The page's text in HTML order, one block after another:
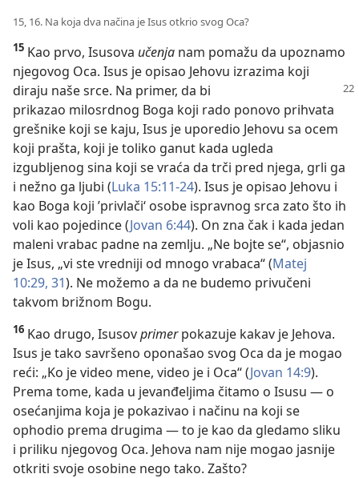
15, 16. Na koja dva načina je Isus otkrio svog Oca?
15 Kao prvo, Isusova učenja nam pomažu da upoznamo
njegovog Oca. Isus je opisao Jehovu izrazima koji
diraju naše srce. Na primer, da bi
prikazao milosrdnog Boga koji rado ponovo prihvata
grešnike koji se kaju, Isus je uporedio Jehovu sa ocem
koji prašta, koji je toliko ganut kada ugleda
izgubljenog sina koji se vraća da trči pred njega, grli ga
i nežno ga ljubi (Luka 15:11-24). Isus je opisao Jehovu i
kao Boga koji ’privlači‘ osobe ispravnog srca zato što ih
voli kao pojedince (Jovan 6:44). On zna čak i kada jedan
maleni vrabac padne na zemlju. „Ne bojte se“, objasnio
je Isus, „vi ste vredniji od mnogo vrabaca“ (Matej
10:29, 31). Ne možemo a da ne budemo privučeni
takvom brižnom Bogu.
16 Kao drugo, Isusovprimerpokazuje kakav je Jehova.
Isus je tako savršeno oponašao svog Oca da je mogao
reći: „Ko je video mene, video je i Oca“ (Jovan 14:9).
Prema tome, kada u jevanđeljima čitamo o Isusu — o
osećanjima koja je pokazivao i načinu na koji se
ophodio prema drugima — to je kao da gledamo sliku
i priliku njegovog Oca. Jehova nam nije mogao jasnije
otkriti svoje osobine nego tako. Zašto?